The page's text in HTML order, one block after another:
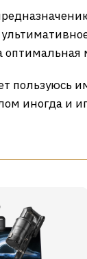
пользуюсь
иногда и